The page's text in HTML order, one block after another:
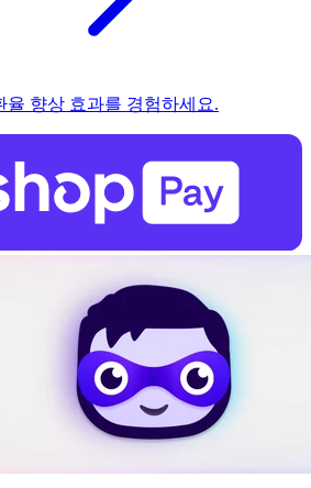
율 향상 효과를 경험하세요.